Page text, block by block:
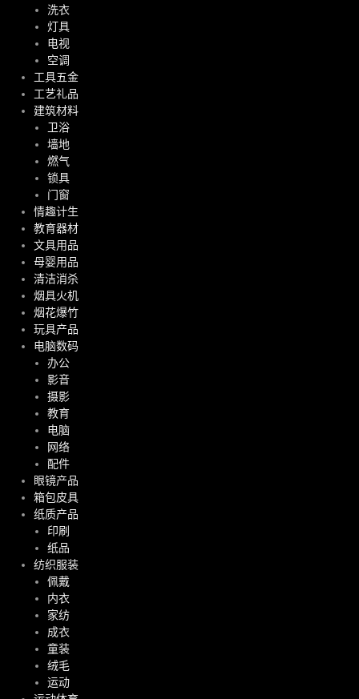
洗衣
灯具
电视
空调
工具五金
工艺礼品
建筑材料
卫浴
墙地
燃气
锁具
门窗
情趣计生
教育器材
文具用品
母婴用品
清洁消杀
烟具火机
烟花爆竹
玩具产品
电脑数码
办公
影音
摄影
教育
电脑
网络
配件
眼镜产品
箱包皮具
纸质产品
印刷
纸品
纺织服装
佩戴
内衣
家纺
成衣
童装
绒毛
运动